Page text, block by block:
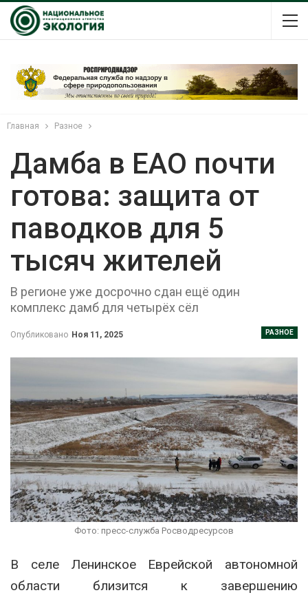
Главная Разное
Дамба в ЕАО почти
готова: защита от
паводков для 5
тысяч жителей
В регионе уже досрочно сдан ещё один
комплекс дамб для четырёх сёл
РАЗНОЕ
Опубликовано Ноя 11, 2025
Фото: пресс-служба Росводресурсов
В селе Ленинское Еврейской автономной
области близится к завершению